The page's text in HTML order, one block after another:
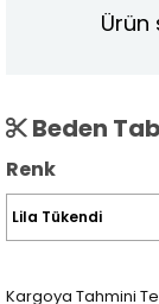
Ürün
Beden
Renk
Kargoya Tahmini